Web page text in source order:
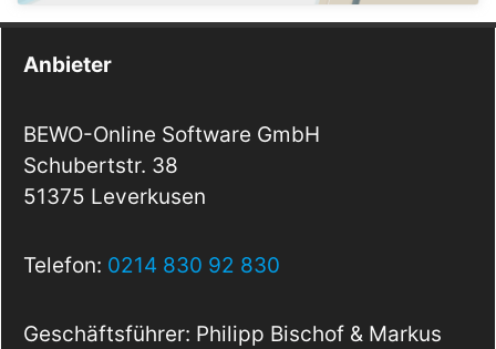
Anbieter
BEWO-Online Software GmbH
Schubertstr. 38
51375 Leverkusen
Telefon: 0214 830 92 830
Geschäftsführer: Philipp Bischof & Markus